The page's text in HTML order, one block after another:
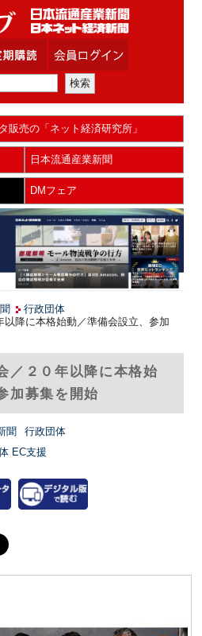
販売の「ネット経済研究所」
日本流通産業新聞
DMフェア
行政団体
降に本格始動／準備会設立、参加
／２０年以降に本格始
加募集を開始
聞
行政団体
EC支援